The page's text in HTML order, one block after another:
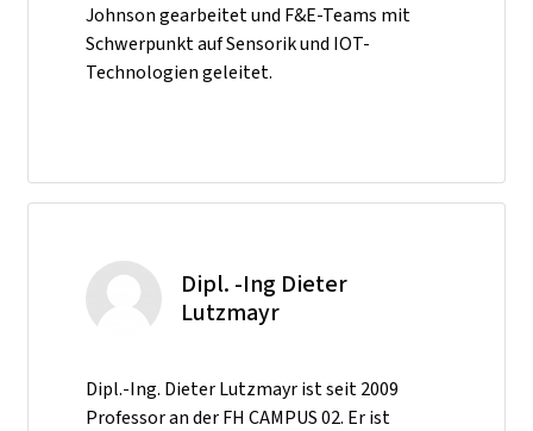
Johnson gearbeitet und F&E-Teams mit
Schwerpunkt auf Sensorik und IOT-
Technologien geleitet.
Dipl. -Ing Dieter
Lutzmayr
Dipl.-Ing. Dieter Lutzmayr ist seit 2009
Professor an der FH CAMPUS 02. Er ist